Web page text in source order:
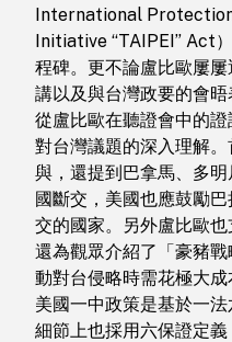
International
Initiative “TAIPEI” Act
程碑。更不論盧比歐屢
講以及與台灣政要的會晤
從盧比歐在聽證會中的
對台灣議題的深入理解
與，還提到巴拿馬、多
國斷交，美國也應鼓勵
交的國家。另外盧比歐
還為觀眾介紹了「豪豬
動對台侵略時需花極大
美國一中政策是基於一
細節上也採用六保證定